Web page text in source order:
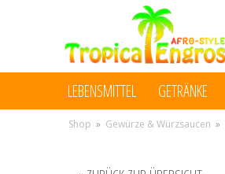
LEBENSMITTEL GETRÄNKE
Shop » Gewürze & Würzsaucen »